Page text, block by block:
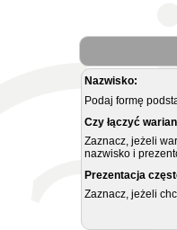
Nazwisko:
Podaj formę
Czy łączyć
Zaznacz, jeżeli
nazwisko i
Prezentacja
Zaznacz, jeżeli